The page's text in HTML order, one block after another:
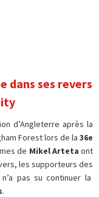
dans ses revers
d’Angleterre après la
Forest lors de la 36e
de Mikel Artetaont
les supporteurs des
pas su continuer la
.